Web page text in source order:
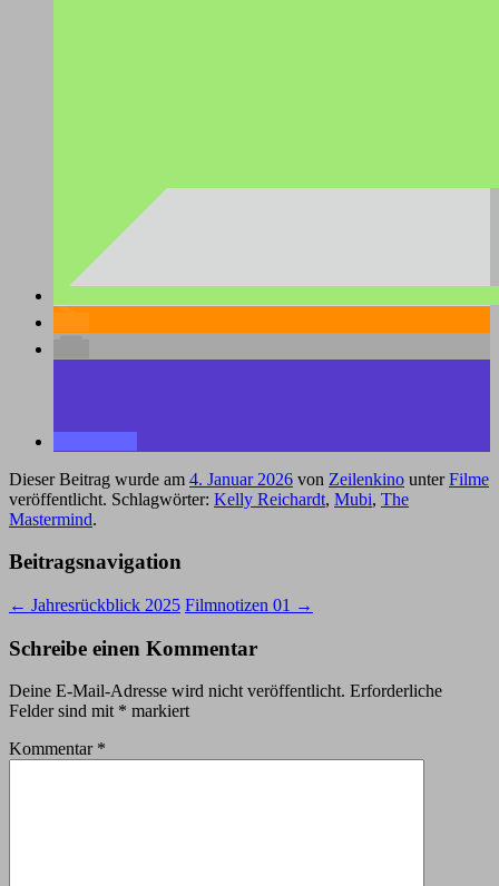
Dieser Beitrag wurde am 4. Januar 2026 von Zeilenkino unterFilme
veröffentlicht. Schlagwörter: Kelly Reichardt, Mubi, The
Mastermind.
Beitragsnavigation
← Jahresrückblick 2025 Filmnotizen 01 →
Schreibe einen Kommentar
Deine E-Mail-Adresse wird nicht veröffentlicht. Erforderliche
Felder sind mit * markiert
Kommentar *